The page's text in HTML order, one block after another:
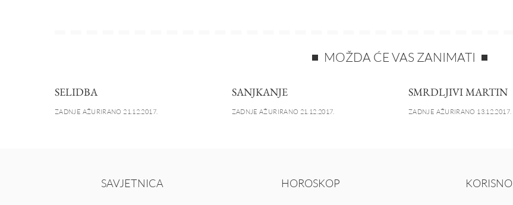
MOŽDA ĆE VAS ZANIMATI
SELIDBA
ZADNJE AŽURIRANO 21.12.2017.
SANJKANJE
ZADNJE AŽURIRANO 21.12.2017.
SMRDLJIVI MARTIN
ZADNJE AŽURIRANO 13.12.2017.
SAVJETNICA HOROSKOP KORISNO